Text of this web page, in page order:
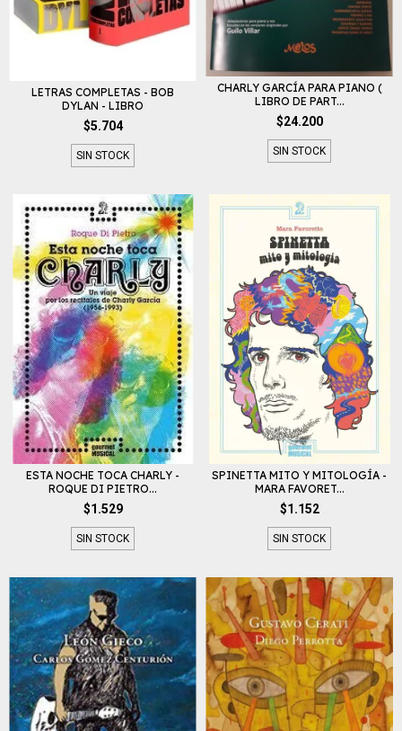
LETRAS COMPLETAS - BOB
DYLAN - LIBRO
$5.704
SIN STOCK
CHARLY GARCÍA PARA PIANO (
LIBRO DE PART...
$24.200
SIN STOCK
ESTA NOCHE TOCA CHARLY -
ROQUE DI PIETRO...
$1.529
SIN STOCK
SPINETTA MITO Y MITOLOGÍA -
MARA FAVORET...
$1.152
SIN STOCK